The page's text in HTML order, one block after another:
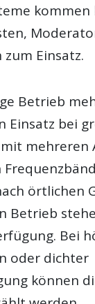
kommen
Einsatz.
Betrieb
Einsatz bei
mehreren
örtlichen
Betrieb
Bei
oder dichter
können